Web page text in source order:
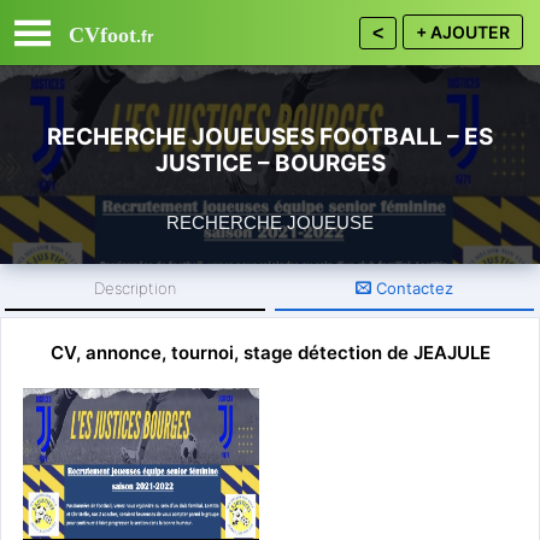
CVfoot.fr + AJOUTER
<
RECHERCHE JOUEUSES FOOTBALL – ES
JUSTICE – BOURGES
RECHERCHE JOUEUSE
Description Contactez
Département : 18 - Cher
Catégories :U17 U18 U19 Seniors
Pour notre équipe séniors F : nous recherchons des joueuses
de 17 ans et plus, de tous niveaux. Notre équipe est
composée de joueuses motivées avec un bon état d’esprit.
Inscrivez vous gratuitement ouconnectez vous
pour CONTACTER.
CV, annonce, tournoi, stage détection de JEAJULE